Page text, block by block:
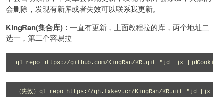
会删除，发现有新库或者失效可以联系我更新。
KingRan(集合库)： 一直有更新，上面教程拉的库，两个地址二
选一，第二个容易拉
ql repo https://github.com/KingRan/KR.git
（失效）ql repo https://gh.fakev.cn/KingRan/KR.git